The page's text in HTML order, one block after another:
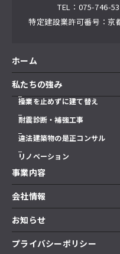
TEL 075-746-
特定建設業許可番号
京
ホーム
私たちの強み
操業を止めずに建て替え
耐震診断・補強工事
違法建築物の是正コンサル
リノベーション
事業内容
会社情報
お知らせ
プライバシーポリシー